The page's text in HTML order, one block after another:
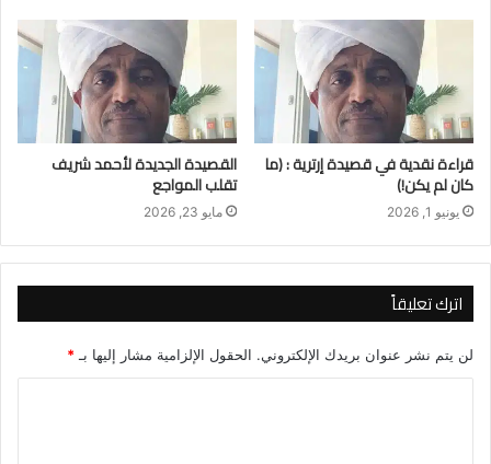
قراءة نقدية في قصيدة إرترية : (ما
كان لم يكن!)
يونيو 1, 2026
القصيدة الجديدة لأحمد شريف
تقلب المواجع
مايو 23, 2026
اترك تعليقاً
لن يتم نشر عنوان بريدك الإلكتروني. الحقول الإلزامية مشار إليها بـ *